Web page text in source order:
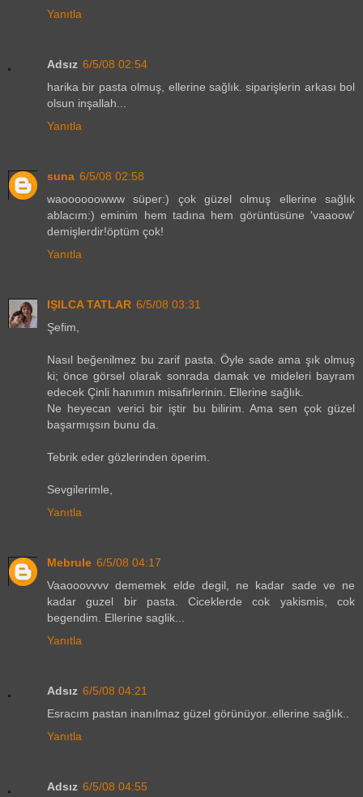
Yanıtla
Adsız 6/5/08 02:54
harika bir pasta olmuş, ellerine sağlık. siparişlerin arkası bol
olsun inşallah...
Yanıtla
suna 6/5/08 02:58
waoooooowww süper:) çok güzel olmuş ellerine sağlık
ablacım:) eminim hem tadına hem görüntüsüne 'vaaoow'
demişlerdir!öptüm çok!
Yanıtla
IŞILCA TATLAR 6/5/08 03:31
Şefim,
Nasıl beğenilmez bu zarif pasta. Öyle sade ama şık olmuş
ki; önce görsel olarak sonrada damak ve mideleri bayram
edecek Çinli hanımın misafirlerinin. Ellerine sağlık.
Ne heyecan verici bir iştir bu bilirim. Ama sen çok güzel
başarmışsın bunu da.
Tebrik eder gözlerinden öperim.
Sevgilerimle,
Yanıtla
Mebrule 6/5/08 04:17
Vaaooovvvv dememek elde degil, ne kadar sade ve ne
kadar guzel bir pasta. Ciceklerde cok yakismis, cok
begendim. Ellerine saglik...
Yanıtla
Adsız 6/5/08 04:21
Esracım pastan inanılmaz güzel görünüyor..ellerine sağlık..
Yanıtla
Adsız 6/5/08 04:55